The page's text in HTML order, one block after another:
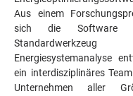
Aus einem
sich die Software
Energiesystemanalyse
ein interdisziplinäres
Unternehmen aller